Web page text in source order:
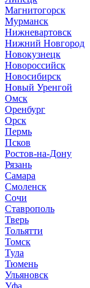
Магнитогорск
Мурманск
Нижневартовск
Нижний Новгород
Новокузнецк
Новороссийск
Новосибирск
Новый Уренгой
Омск
Оренбург
Орск
Пермь
Псков
Ростов-на-Дону
Рязань
Самара
Смоленск
Сочи
Ставрополь
Тверь
Тольятти
Томск
Тула
Тюмень
Ульяновск